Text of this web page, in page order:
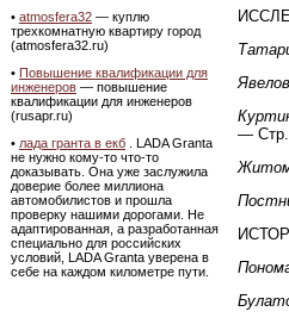
• atmosfera32 — куплю
трехкомнатную квартиру город
(atmosfera32.ru)
• Повышение квалификации для
инженеров — повышение
квалификации для инженеров
(rusapr.ru)
• лада гранта в екб . LADA Granta
не нужно кому-то что-то
доказывать. Она уже заслужила
доверие более миллиона
автомобилистов и прошла
проверку нашими дорогами. Не
адаптированная, а разработанная
специально для российских
условий, LADA Granta уверена в
себе на каждом километре пути.
—